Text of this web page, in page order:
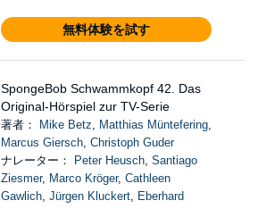
無料体験を試す
SpongeBob Schwammkopf 42. Das
Original-Hörspiel zur TV-Serie
著者： Mike Betz, Matthias Müntefering,
Marcus Giersch, Christoph Guder
ナレーター：
Peter Heusch, Santiago
Ziesmer, Marco Kröger, Cathleen
Gawlich, Jürgen Kluckert, Eberhard